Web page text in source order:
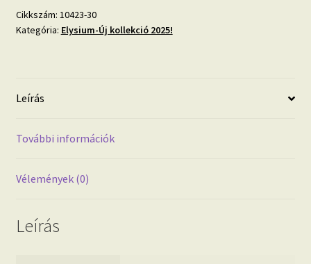
színben
10423-
Cikkszám: 10423-30
Kategória: Elysium-Új kollekció 2025!
Leírás
További információk
Vélemények (0)
Leírás